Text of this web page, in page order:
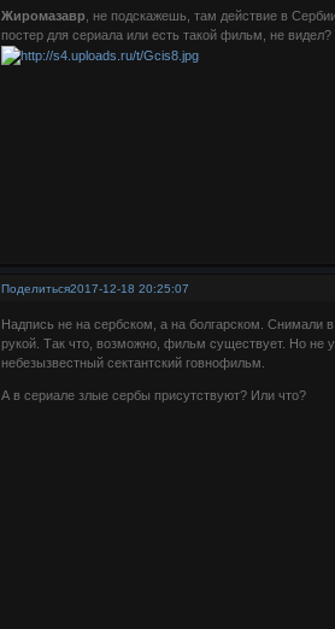
Жиромазавр , не подскажешь, там действие в
постер для сериала или есть такой фильм, не видел?
Поделиться2017-12-18 20:25:07
Надпись не на сербском, а на болгарском. Снимали
рукой. Так что, возможно, фильм существует. Но не
небезызвестный сектантский говнофильм.
А в сериале злые сербы присутствуют? Или что?